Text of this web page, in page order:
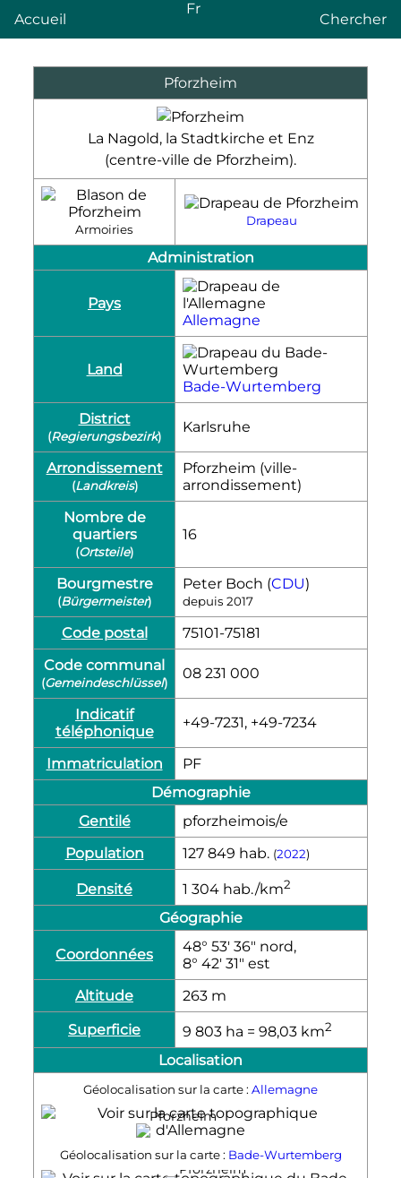
Accueil
Fr
Chercher
Pforzheim
La Nagold, la Stadtkirche et Enz
(centre-ville de Pforzheim).
Armoiries
Drapeau
Administration
Pays
Allemagne
Land
Bade-Wurtemberg
District
(Regierungsbezirk)
Karlsruhe
Arrondissement
(Landkreis)
Pforzheim (ville-
arrondissement)
Nombre de
quartiers
(Ortsteile)
16
Bourgmestre
(Bürgermeister)
Peter Boch (CDU)
depuis 2017
Code postal
75101-75181
Code communal
(Gemeindeschlüssel)
08 231 000
Indicatif
téléphonique
+49-7231, +49-7234
Immatriculation
PF
Démographie
Gentilé
pforzheimois/e
Population
127 849 hab. (2022)
Densité 1 304 hab./km2
Géographie
Coordonnées
48° 53′ 36″ nord,
8° 42′ 31″ est
Altitude
263 m
Superficie
9 803 ha = 98,03 km2
Localisation
Géolocalisation sur la carte : Allemagne
Pforzheim
Géolocalisation sur la carte : Bade-Wurtemberg
Pforzheim